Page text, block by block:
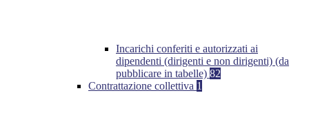
Incarichi conferiti e autorizzati ai
dipendenti (dirigenti e non dirigenti) (da
pubblicare in tabelle) 82
Contrattazione collettiva 1